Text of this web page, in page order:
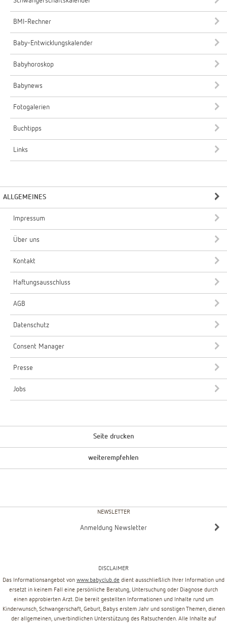
BMI-Rechner
Baby-Entwicklungskalender
Babyhoroskop
Babynews
Fotogalerien
Buchtipps
Links
ALLGEMEINES
Impressum
Über uns
Kontakt
Haftungsausschluss
AGB
Datenschutz
Consent Manager
Presse
Jobs
Seite drucken
weiterempfehlen
NEWSLETTER
Anmeldung Newsletter
DISCLAIMER
Das Informationsangebot von www.babyclub.de dient ausschließlich Ihrer Information und
ersetzt in keinem Fall eine persönliche Beratung, Untersuchung oder Diagnose durch
einen approbierten Arzt. Die bereit gestellten Informationen und Inhalte rund um
Kinderwunsch, Schwangerschaft, Geburt, Babys erstem Jahr und sonstigen Themen, dienen
der allgemeinen, unverbindlichen Unterstützung des Ratsuchenden. Alle Inhalte auf